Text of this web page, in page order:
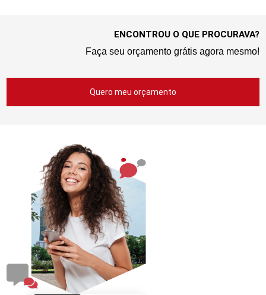
ENCONTROU O QUE PROCURAVA?
Faça seu orçamento grátis agora mesmo!
Quero meu orçamento